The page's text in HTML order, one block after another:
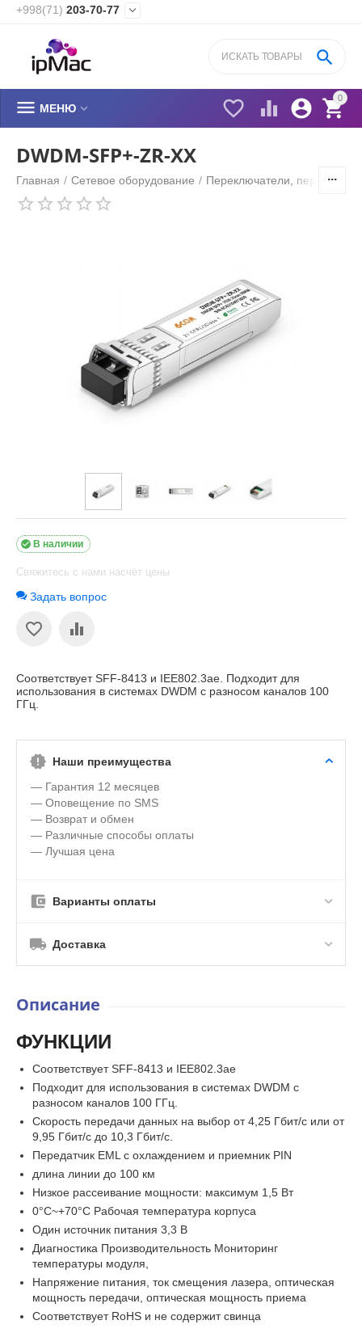
+998(71) 203-70-77 
0


 

 МЕНЮ 
DWDM-SFP+-ZR-XX
Главная / Сетевое оборудование / Переключатели,
В наличии

Свяжитесь с нами насчёт цены
Задать вопрос
Соответствует SFF-8413 и IEE802.3ae. Подходит для
использования в системах DWDM с разносом каналов 100
ГГц.
Наши преимущества
— Гарантия 12 месяцев
— Оповещение по SMS
— Возврат и обмен
— Различные способы оплаты
— Лучшая цена
Варианты оплаты
Доставка
Описание
ФУНКЦИИ
Соответствует SFF-8413 и IEE802.3ae
Подходит для использования в системах DWDM с
разносом каналов 100 ГГц.
Скорость передачи данных на выбор от 4,25 Гбит/с или от
9,95 Гбит/с до 10,3 Гбит/с.
Передатчик EML с охлаждением и приемник PIN
длина линии до 100 км
Низкое рассеивание мощности: максимум 1,5 Вт
0°C~+70°C Рабочая температура корпуса
Один источник питания 3,3 В
Диагностика Производительность Мониторинг
температуры модуля,
Напряжение питания, ток смещения лазера, оптическая
мощность передачи, оптическая мощность приема
Соответствует RoHS и не содержит свинца